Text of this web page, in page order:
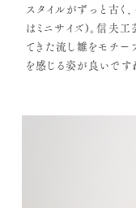
スタイルがずっと古
はミニサイズ)。信夫
てきた流し雛をモチー
を感じる姿が良いです